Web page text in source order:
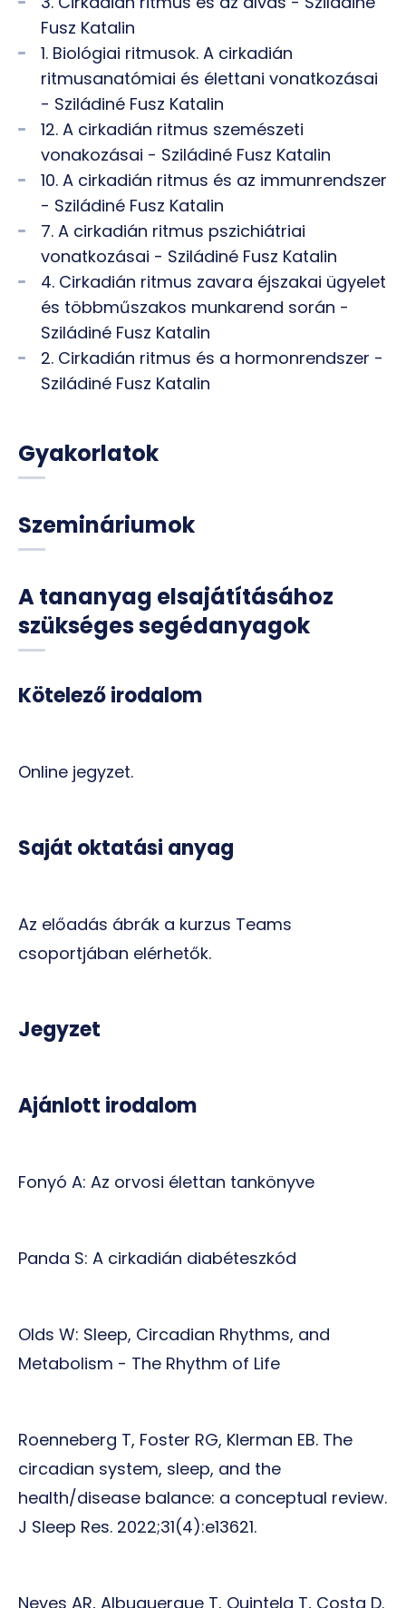
Fusz Katalin
1. Biológiai ritmusok. A cirkadián
ritmusanatómiai és élettani vonatkozásai
- Sziládiné Fusz Katalin
12. A cirkadián ritmus szemészeti
vonakozásai - Sziládiné Fusz Katalin
10. A cirkadián ritmus és az immunrendszer
- Sziládiné Fusz Katalin
7. A cirkadián ritmus pszichiátriai
vonatkozásai - Sziládiné Fusz Katalin
4. Cirkadián ritmus zavara éjszakai ügyelet
és többműszakos munkarend során -
Sziládiné Fusz Katalin
2. Cirkadián ritmus és a hormonrendszer -
Sziládiné Fusz Katalin
Gyakorlatok
Szemináriumok
A tananyag elsajátításához
szükséges segédanyagok
Kötelező irodalom
Online jegyzet.
Saját oktatási anyag
Az előadás ábrák a kurzus Teams
csoportjában elérhetők.
Jegyzet
Ajánlott irodalom
Fonyó A: Az orvosi élettan tankönyve
Panda S: A cirkadián diabéteszkód
Olds W: Sleep, Circadian Rhythms, and
Metabolism - The Rhythm of Life
Roenneberg T, Foster RG, Klerman EB. The
circadian system, sleep, and the
health/disease balance: a conceptual review.
J Sleep Res. 2022;31(4):e13621.
Neves AR, Albuquerque T, Quintela T, Costa D.